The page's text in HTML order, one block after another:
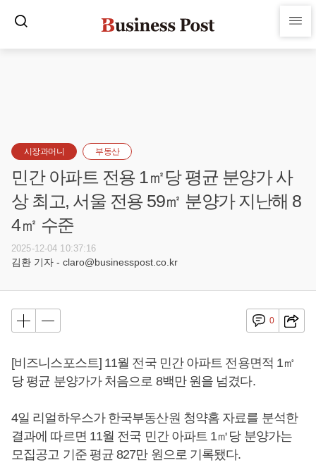
시장과머니 부동산
민간 아파트 전용 1㎡당 평균 분양가 사
상 최고, 서울 전용 59㎡ 분양가 지난해 8
4㎡ 수준
2025-12-04 10:37:16
김환 기자 - claro@businesspost.co.kr
0
[비즈니스포스트] 11월 전국 민간 아파트 전용면적 1㎡
당 평균 분양가가 처음으로 8백만 원을 넘겼다.
4일 리얼하우스가 한국부동산원 청약홈 자료를 분석한
결과에 따르면 11월 전국 민간 아파트 1㎡당 분양가는
모집공고 기준 평균 827만 원으로 기록됐다.